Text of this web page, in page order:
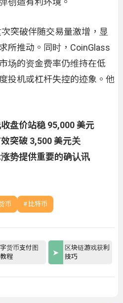
突破伴随交易量激增，显
所推动。同时，CoinGlass
场的资金费率仍维持在低
投机或杠杆失控的迹象。他
盘价站稳 95,000 美元
突破 3,500 美元关
势提供重要的确认讯
币 比特币
货币支付图
程
区块链游戏获利
技巧